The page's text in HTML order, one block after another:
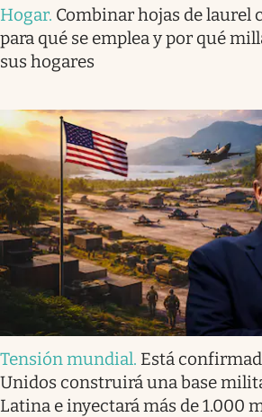
Hogar. Combinar hojas de laurel
para qué se emplea y por qué
sus hogares
Tensión mundial. Está
Unidos construirá una base
Latina e inyectará más de 1.000